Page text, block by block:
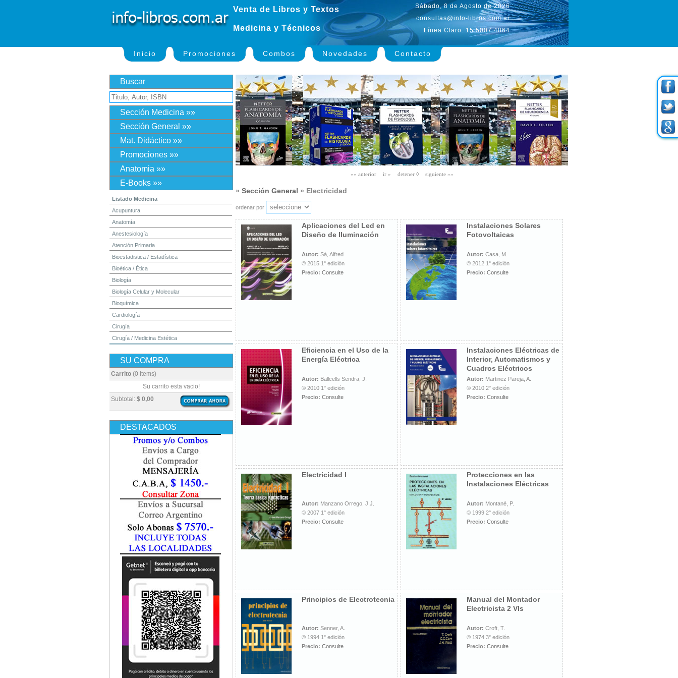
Venta de Libros y Textos
Medicina y Técnicos
Sábado, 8 de Agosto de 2026
consultas@info-libros.com.ar
Línea Claro: 15.5007.4064
Inicio Promociones Combos Novedades Contacto
Buscar
Sección Medicina »»
Sección General »»
Mat. Didáctico »»
Promociones »»
Anatomia »»
E-Books »»
Listado Medicina
Acupuntura
Anatomía
Anestesiología
Atención Primaria
Bioestadistica / Estadística
Bioética / Ética
Biología
Biología Celular y Molecular
Bioquímica
Cardiología
Cirugía
Cirugía / Medicina Estética
Dermatología
Diagnóstico por Imagen / Radiología
Embriología
Enfermería
Epidemiología
Farmacia / Farmacología
Fisiatría / Kinesiología
Fisiología / Fisiopatología
Fonoaudiología
Gastroenterología
Geriatría
Ginecología / Obstetricia
Hematología
Histología
Homeopatía
Infectología
Inmunología
Instrumentación Quirurgica
Medicina del Deporte / Rehabilitación
Medicina Emergencias / Urgencias
Medicina Forense / Legal
Medicina General
Medicina Interna
SU COMPRA
Carrito (0 Items)
Subtotal: $ 0,00
Su carrito esta vacio!
DESTACADOS
» Sección General » Electricidad
ordenar por
Aplicaciones del Led en
Diseño de Iluminación
Autor: Sá, Alfred
© 2015 1° edición
Precio: Consulte
Instalaciones Solares
Fotovoltaicas
Autor: Casa, M.
© 2012 1° edición
Precio: Consulte
Eficiencia en el Uso de la
Energía Eléctrica
Autor: Ballcells Sendra, J.
© 2010 1° edición
Precio: Consulte
Instalaciones Eléctricas de
Interior, Automatismos y
Cuadros Eléctricos
Autor: Martinez Pareja, A.
© 2010 2° edición
Precio: Consulte
Electricidad I
Autor: Manzano Orrego, J.J.
© 2007 1° edición
Precio: Consulte
Protecciones en las
Instalaciones Eléctricas
Autor: Montané, P.
© 1999 2° edición
Precio: Consulte
Principios de Electrotecnia
Autor: Senner, A.
© 1994 1° edición
Precio: Consulte
Manual del Montador
Electricista 2 Vls
Autor: Croft, T.
© 1974 3° edición
Precio: Consulte